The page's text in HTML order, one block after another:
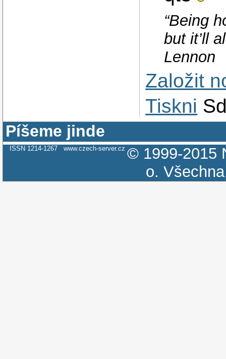
“Being
but it’ll
Lennon
Založit
Tiskni
Píšeme jinde
ISSN 1214-1267 www.czech-server.cz © 1999-2015
o.